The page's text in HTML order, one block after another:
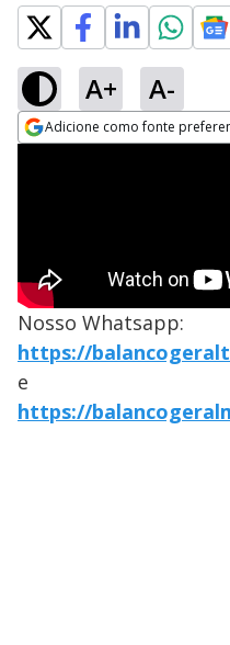
A+ A-
Adicione como fonte
Nosso Whatsapp:
https://
e
https://